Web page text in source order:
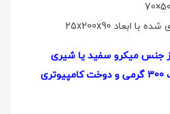
جنس میکرو سفید یا شیری
رنگ است و لحاف با الیاف 300 گرمی و دوخت کامپیوتری